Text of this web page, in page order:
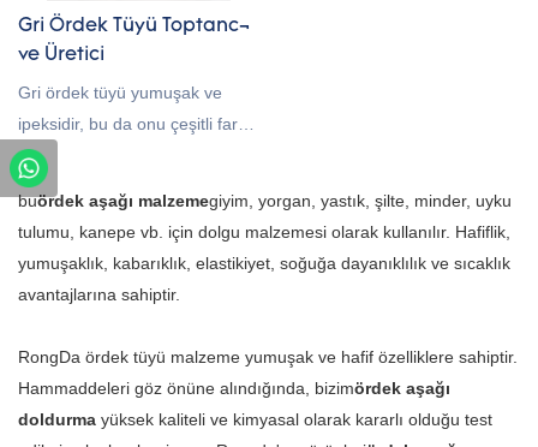
buördek aşağı malzemegiyim, yorgan, yastık, şilte, minder, uyku
tulumu, kanepe vb. için dolgu malzemesi olarak kullanılır. Hafiflik,
yumuşaklık, kabarıklık, elastikiyet, soğuğa dayanıklılık ve sıcaklık
avantajlarına sahiptir.
RongDa ördek tüyü malzeme yumuşak ve hafif özelliklere sahiptir.
Hammaddeleri göz önüne alındığında, bizimördek aşağı
doldurma yüksek kaliteli ve kimyasal olarak kararlı olduğu test
doğrudandır, fiyat ve kalite
kontrol açısından
ürünlerimiz RDS sertifikasını
geçti, müşteri ihtiyacına göre
özel GB / AB / AU / ABD
standardı yapabiliriz,
sorgunuza hoş geldiniz
Gri Ördek Tüyü Toptancı
ve Üretici
Gri ördek tüyü yumuşak ve
ipeksidir, bu da onu çeşitli farklı
ürünlerde kullanım için
mükemmel kılar. Yastık ve
yorganlardan ceket ve
yeleklere kadar gri ördek tüyü
çok yönlü bir malzemedir. Ve
çok hafif olduğu için, giyim ve
öğeler için de harikadır.